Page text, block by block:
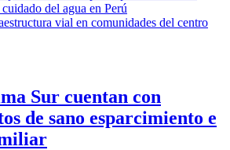
del agua en Perú
vial en comunidades del centro
Sur cuentan con
de sano esparcimiento e